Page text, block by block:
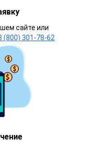
сайте или
(800) 301-78-62